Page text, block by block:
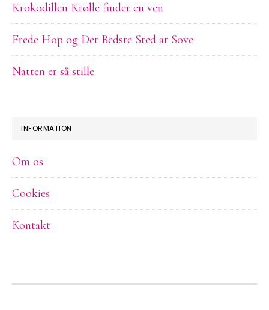
Krokodillen Krølle finder en ven
Frede Hop og Det Bedste Sted at Sove
Natten er så stille
INFORMATION
Om os
Cookies
Kontakt